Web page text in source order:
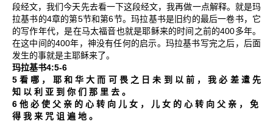
段经文，我们今天先去看一下这段经文，我再做一点解释。就是玛
拉基书的4章的第5节和第6节。玛拉基书是旧约的最后一卷书，它
的写作年代，是在马太福音也就是耶稣来的时间之前的400多年。
在这中间的400年，神没有任何的启示。玛拉基书写完之后，后面
发生的事就是主耶稣来了。
玛拉基书4:5-6
5看 哪 ， 耶 和 华 大 而 可 畏 之 日 未 到 以 前 ， 我 必 差 遣 先
知 以 利 亚 到 你 们 那 里 去 。
6 他 必 使 父 亲 的 心 转 向 儿 女 ， 儿 女 的 心 转 向 父 亲 ，
免
得 我 来 咒 诅 遍 地 。